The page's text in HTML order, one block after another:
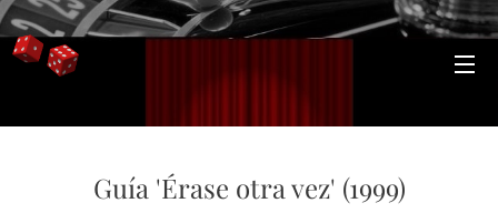
Guía 'Érase otra vez' (1999)